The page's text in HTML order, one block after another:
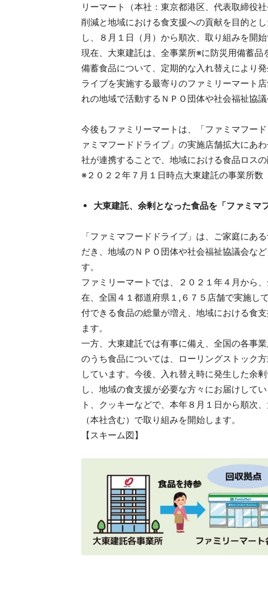
リーマート（本社：東京都港区、代表取締役
削減と地域における食支援への貢献を目的と
し、８月１日（月）から順次、取り組みを開
現在、大東建託は、全事業所※に防災用備蓄
備蓄食品について、定期的な入れ替えにより
ライブを実施する最寄りのファミリーマート
れの地域で活動するＮＰＯ団体や社会福祉協
今後もファミリーマートは、「ファミマフー
ァミマフードドライブ」の実施店舗拡大にあ
社が連携することで、地域における食品ロス
※２０２２年７月１日時点大東建託の事業所数
大東建託、余剰となった食品を「ファミマ
「ファミマフードドライブ」は、ご家庭にあ
だき、地域のＮＰＯ団体や社会福祉協議会な
す。
ファミリーマートでは、２０２１年４月から
在、全国４１都道府県１,６７５店舗で実施し
付できる食品の総量が増え、地域における食
ます。
一方、大東建託では有事に備え、全国の各事
のうち食品については、ローリングストック
しています。今後、入れ替え時に発生した余
し、地域の食支援が必要な方々にお届けして
ト、クッキーなどで、本年８月１日から順次
（本社含む）で取り組みを開始します。
【スキーム図】